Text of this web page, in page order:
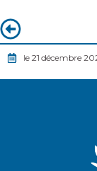
le 21 décembre